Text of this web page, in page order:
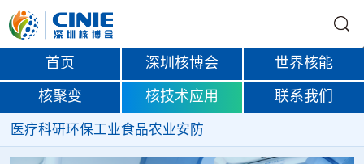
首页 深圳核博会 世界核能
核聚变 核技术应用 联系我们
医疗科研环保工业食品农业安防